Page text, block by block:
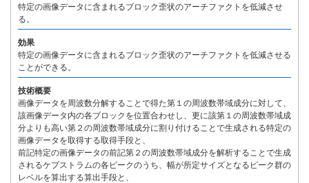
特定の画像データに含まれるブロック歪状のアーチファクトを低減させ
る。
効果
特定の画像データに含まれるブロック歪状のアーチファクトを低減させる
ことができる。
技術概要
画像データを周波数分解することで得た第１の周波数帯域成分に対して、
該画像データ内の各ブロックを位置合わせし、更に該第１の周波数帯域成
分よりも高い第２の周波数帯域成分に割り付けることで生成される特定の
画像データを取得する取得手段と、
前記特定の画像データの前記第２の周波数帯域成分を解析することで生成
されるケプストラムの各ピークのうち、幅が所定サイズとなるピーク群の
レベルを算出する算出手段と、